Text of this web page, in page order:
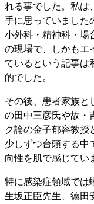
れる事でした。私は
手に思っていました
小外科・精神科・場
の現場で、しかもエ
ているという記事は
的でした。
その後、患者家族と
の田中三彦氏や故・
ク論の金子郁容教授
少しずつ台頭する中
向性を肌で感じてい
特に感染症領域では
生坂正臣先生、徳田